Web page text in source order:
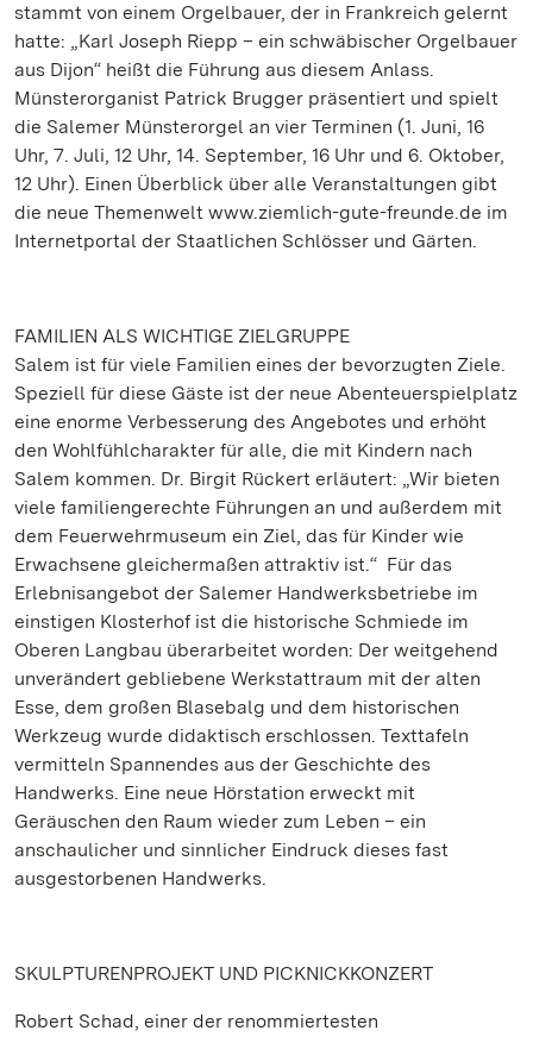
stammt von einem Orgelbauer, der in Frankreich gelernt
hatte: „Karl Joseph Riepp – ein schwäbischer Orgelbauer
aus Dijon“ heißt die Führung aus diesem Anlass.
Münsterorganist Patrick Brugger präsentiert und spielt
die Salemer Münsterorgel an vier Terminen (1. Juni, 16
Uhr, 7. Juli, 12 Uhr, 14. September, 16 Uhr und 6. Oktober,
12 Uhr). Einen Überblick über alle Veranstaltungen gibt
die neue Themenwelt www.ziemlich-gute-freunde.de im
Internetportal der Staatlichen Schlösser und Gärten.
FAMILIEN ALS WICHTIGE ZIELGRUPPE
Salem ist für viele Familien eines der bevorzugten Ziele.
Speziell für diese Gäste ist der neue Abenteuerspielplatz
eine enorme Verbesserung des Angebotes und erhöht
den Wohlfühlcharakter für alle, die mit Kindern nach
Salem kommen. Dr. Birgit Rückert erläutert: „Wir bieten
viele familiengerechte Führungen an und außerdem mit
dem Feuerwehrmuseum ein Ziel, das für Kinder wie
Erwachsene gleichermaßen attraktiv ist.“ Für das
Erlebnisangebot der Salemer Handwerksbetriebe im
einstigen Klosterhof ist die historische Schmiede im
Oberen Langbau überarbeitet worden: Der weitgehend
unverändert gebliebene Werkstattraum mit der alten
Esse, dem großen Blasebalg und dem historischen
Werkzeug wurde didaktisch erschlossen. Texttafeln
vermitteln Spannendes aus der Geschichte des
Handwerks. Eine neue Hörstation erweckt mit
Geräuschen den Raum wieder zum Leben – ein
anschaulicher und sinnlicher Eindruck dieses fast
ausgestorbenen Handwerks.
SKULPTURENPROJEKT UND PICKNICKKONZERT
Robert Schad, einer der renommiertesten